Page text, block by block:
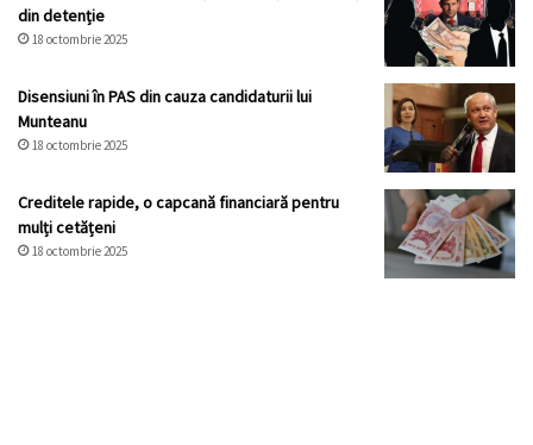
din detenție
18 octombrie 2025
Disensiuni în PAS din cauza candidaturii lui
Munteanu
18 octombrie 2025
Creditele rapide, o capcană financiară pentru
mulți cetățeni
18 octombrie 2025